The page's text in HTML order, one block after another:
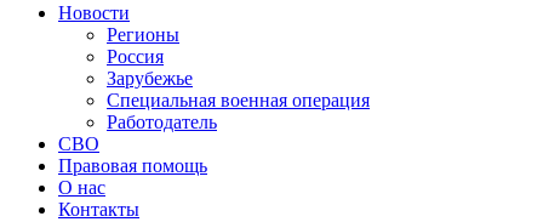
Новости
Регионы
Россия
Зарубежье
Специальная военная операция
Работодатель
СВО
Правовая помощь
О нас
Контакты